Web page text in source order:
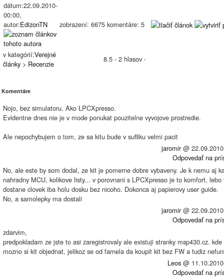
dátum:22.09.2010-
00:00,
autor:EdizonTN zobrazení: 6675 komentáre: 5
v kategórií:Verejné
články > Recenzie
8.5 - 2 hlasov -
Komentáre
Nojo, bez simulatoru. Ako LPCXpresso.
Evidentne dnes nie je v mode ponukat pouzitelne vyvojove prostredie.
Ale nepochybujem o tom, ze sa kitu bude v sufliku velmi pacit
jaromir@
Odpovedať na
No, ale este by som dodal, ze kit je pomerne dobre vybaveny. Je k nemu aj
nahradny MCU, kolikove listy... v porovnani s LPCXpresso je to komfort, lebo
dostane clovek iba holu dosku bez nicoho. Dokonca aj papierovy user guide.
No, a samolepky ma dostali
jaromir@
Odpovedať na
zdarvim,
predpokladam ze jste to asi zaregistrovaly ale existuji stranky msp430.cz. kde
mozno si kit objednat, jelikoz se od farnela da koupit kit bez FW a tudiz
Leos @
Odpovedať na